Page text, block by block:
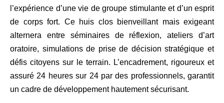
l’expérience d’une vie de groupe stimulante et d’un esprit
de corps fort. Ce huis clos bienveillant mais exigeant
alternera entre séminaires de réflexion, ateliers d’art
oratoire, simulations de prise de décision stratégique et
défis citoyens sur le terrain. L’encadrement, rigoureux et
assuré 24 heures sur 24 par des professionnels, garantit
un cadre de développement hautement sécurisant.